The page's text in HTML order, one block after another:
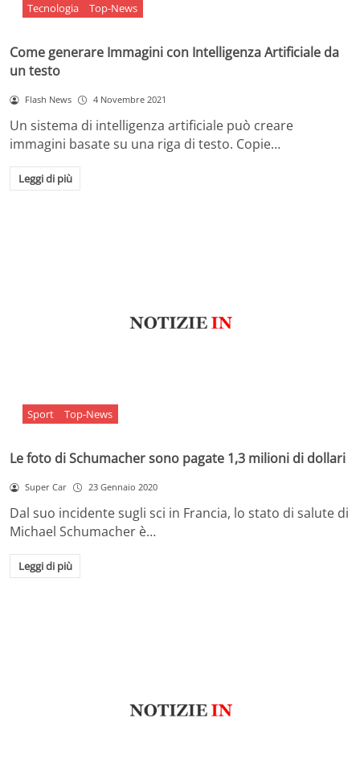
Tecnologia Top-News
Come generare Immagini con Intelligenza Artificiale da
un testo
Flash News 4 Novembre 2021
Un sistema di intelligenza artificiale può creare
immagini basate su una riga di testo. Copie…
Leggi di più
Sport Top-News
Le foto di Schumacher sono pagate 1,3 milioni di dollari
Super Car 23 Gennaio 2020
Dal suo incidente sugli sci in Francia, lo stato di salute di
Michael Schumacher è…
Leggi di più